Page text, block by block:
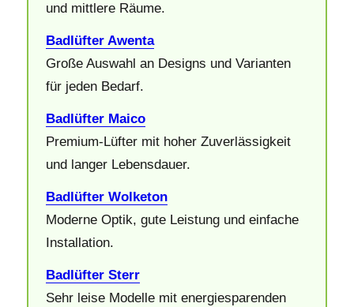
und mittlere Räume.
Badlüfter Awenta
Große Auswahl an Designs und Varianten
für jeden Bedarf.
Badlüfter Maico
Premium‑Lüfter mit hoher Zuverlässigkeit
und langer Lebensdauer.
Badlüfter Wolketon
Moderne Optik, gute Leistung und einfache
Installation.
Badlüfter Sterr
Sehr leise Modelle mit energiesparenden